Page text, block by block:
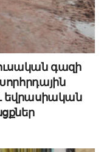
գազի
եվրասիական